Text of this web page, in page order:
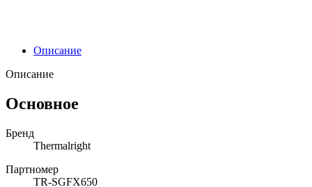
Описание
Описание
Основное
Бренд
Thermalright
Партномер
TR-SGFX650